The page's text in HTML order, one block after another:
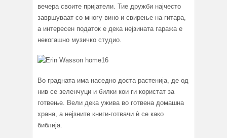
вечера своите пријатели. Тие дружби најчесто
завршуваат со многу вино и свирење на гитара,
а интересен податок е дека нејзината гаража е
некогашно музичко студио.
Во градната има наседно доста растенија, де од
нив се зеленчуци и билки кои ги користат за
готвење. Вели дека ужива во готвена домашна
храна, а нејзните книги-готвачи ѝ се како
библија.